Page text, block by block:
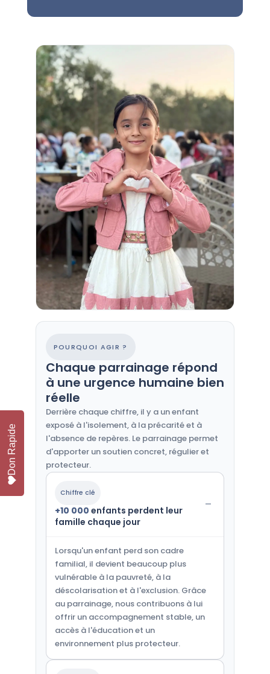
POURQUOI AGIR ?
Chaque parrainage répond
à une urgence humaine bien
réelle
Derrière chaque chiffre, il y a un enfant
exposé à l'isolement, à la précarité et à
l'absence de repères. Le parrainage permet
d'apporter un soutien concret, régulier et
protecteur.
Chiffre clé
+10 000 enfants perdent leur
famille chaque jour
Lorsqu'un enfant perd son cadre
familial, il devient beaucoup plus
vulnérable à la pauvreté, à la
déscolarisation et à l'exclusion. Grâce
au parrainage, nous contribuons à lui
offrir un accompagnement stable, un
accès à l'éducation et un
environnement plus protecteur.
Don Rapide